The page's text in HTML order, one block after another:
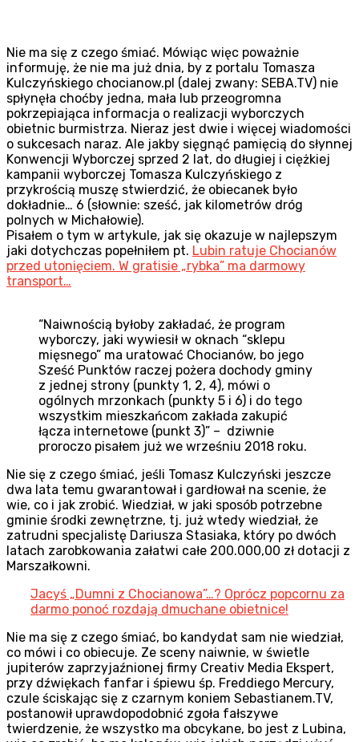
Nie ma się z czego śmiać. Mówiąc więc poważnie
informuję, że nie ma już dnia, by z portalu Tomasza
Kulczyńskiego chocianow.pl (dalej zwany: SEBA.TV) nie
spłynęła choćby jedna, mała lub przeogromna
pokrzepiająca informacja o realizacji wyborczych
obietnic burmistrza. Nieraz jest dwie i więcej wiadomości
o sukcesach naraz. Ale jakby sięgnąć pamięcią do słynnej
Konwencji Wyborczej sprzed 2 lat, do długiej i ciężkiej
kampanii wyborczej Tomasza Kulczyńskiego z
przykrością muszę stwierdzić, że obiecanek było
dokładnie… 6 (słownie: sześć, jak kilometrów dróg
polnych w Michałowie).
Pisałem o tym w artykule, jak się okazuje w najlepszym
jaki dotychczas popełniłem pt. Lubin ratuje Chocianów
przed utonięciem. W gratisie „rybka” ma darmowy
transport…
“Naiwnością byłoby zakładać, że program
wyborczy, jaki wywiesił w oknach “sklepu
mięsnego” ma uratować Chocianów, bo jego
Sześć Punktów raczej pożera dochody gminy
z jednej strony (punkty 1, 2, 4), mówi o
ogólnych mrzonkach (punkty 5 i 6) i do tego
wszystkim mieszkańcom zakłada zakupić
łącza internetowe (punkt 3)” – dziwnie
proroczo pisałem już we wrześniu 2018 roku.
Nie się z czego śmiać, jeśli Tomasz Kulczyński jeszcze
dwa lata temu gwarantował i gardłował na scenie, że
wie, co i jak zrobić. Wiedział, w jaki sposób potrzebne
gminie środki zewnętrzne, tj. już wtedy wiedział, że
zatrudni specjalistę Dariusza Stasiaka, który po dwóch
latach zarobkowania załatwi całe 200.000,00 zł dotacji z
Marszałkowni.
Jacyś „Dumni z Chocianowa”…? Oprócz popcornu za
darmo ponoć rozdają dmuchane obietnice!
Nie ma się z czego śmiać, bo kandydat sam nie wiedział,
co mówi i co obiecuje. Ze sceny naiwnie, w świetle
jupiterów zaprzyjaźnionej firmy Creativ Media Ekspert,
przy dźwiękach fanfar i śpiewu śp. Freddiego Mercury,
czule ściskając się z czarnym koniem Sebastianem.TV,
postanowił uprawdopodobnić zgoła fałszywe
twierdzenie, że wszystko ma obcykane, bo jest z Lubina,